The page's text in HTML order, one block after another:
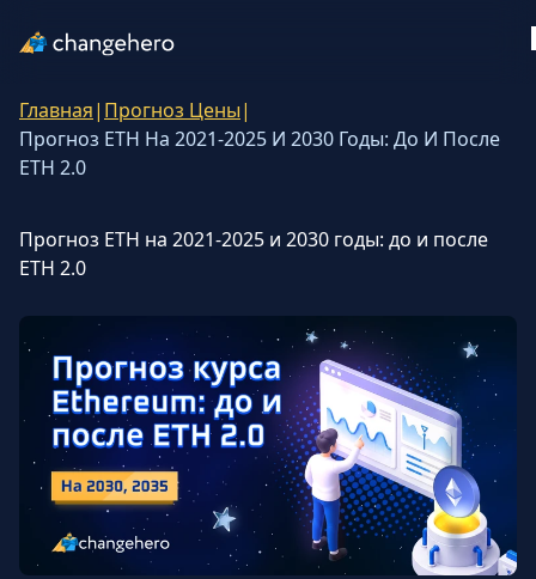
Поддержка
Русский
Все статьи
Обучение
Руководства
Криптоинвестиции
Обзоры и рейтинги
Главная| Прогноз Цены|
Прогноз ETH На 2021-2025 И 2030 Годы: До И После
ETH 2.0
Прогноз ETH на 2021-2025 и 2030 годы: до и после
ETH 2.0